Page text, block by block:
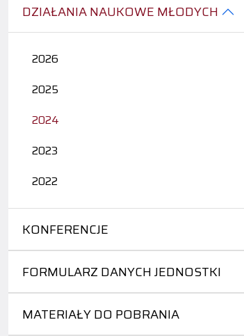
DZIAŁANIA NAUKOWE MŁODYCH
2026
2025
2024
2023
2022
KONFERENCJE
FORMULARZ DANYCH JEDNOSTKI
MATERIAŁY DO POBRANIA